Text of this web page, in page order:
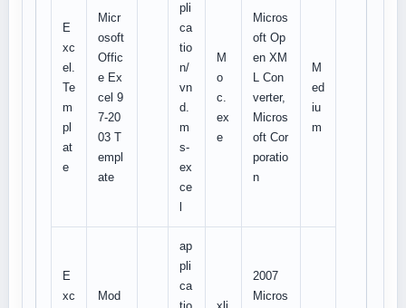
E
xc
el.
Te
m
pl
at
e
Micr
osoft
Offic
e Ex
cel 9
7-20
03 T
empl
ate
pli
ca
tio
n/
vn
d.
m
s-
ex
ce
M
o
c.
ex
e
Micros
oft Op
en XM
L Con
verter,
Micros
oft Cor
poratio
n
M
ed
iu
m
E
xc
Mod
ap
pli
ca
2007
Micros